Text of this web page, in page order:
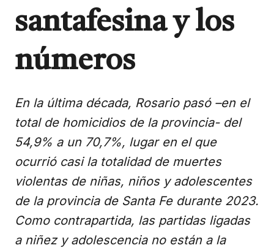
santafesina y los
números
En la última década, Rosario pasó –en el
total de homicidios de la provincia- del
54,9% a un 70,7%, lugar en el que
ocurrió casi la totalidad de muertes
violentas de niñas, niños y adolescentes
de la provincia de Santa Fe durante 2023.
Como contrapartida, las partidas ligadas
a niñez y adolescencia no están a la